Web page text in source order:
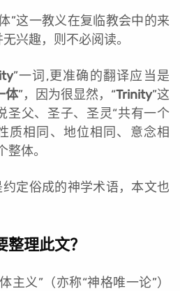
”这一教义在复临教会中的来
兴趣，则不必阅读。
”一词,更准确的翻译应当是
体”，因为很显然，“Trinity”这
圣父、圣子、圣灵“共有一个
质相同、地位相同、意念相
整体。
约定俗成的神学术语，本文也
整理此文？
主义”（亦称“神格唯一论”）